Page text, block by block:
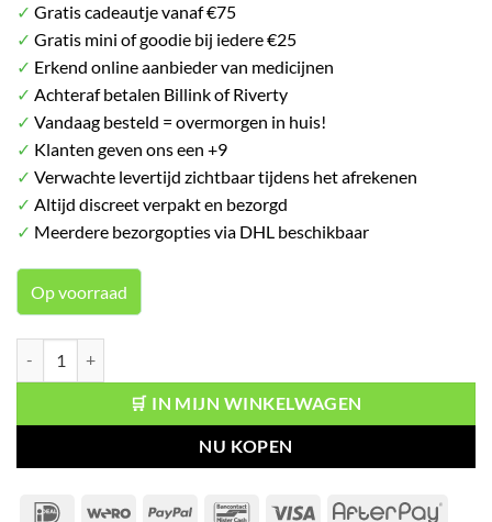
✓ Gratis cadeautje vanaf €75
✓ Gratis mini of goodie bij iedere €25
✓ Erkend online aanbieder van medicijnen
✓ Achteraf betalen Billink of Riverty
✓ Vandaag besteld = overmorgen in huis!
✓ Klanten geven ons een +9
✓ Verwachte levertijd zichtbaar tijdens het afrekenen
✓ Altijd discreet verpakt en bezorgd
✓ Meerdere bezorgopties via DHL beschikbaar
Op voorraad
🛒 IN MIJN WINKELWAGEN
NU KOPEN
IDeal Wero PayPal Bancontact
Visa